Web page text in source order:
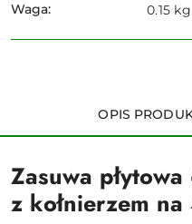
Waga: 0.15 kg
OPIS
Zasuwa
z kołnierzem